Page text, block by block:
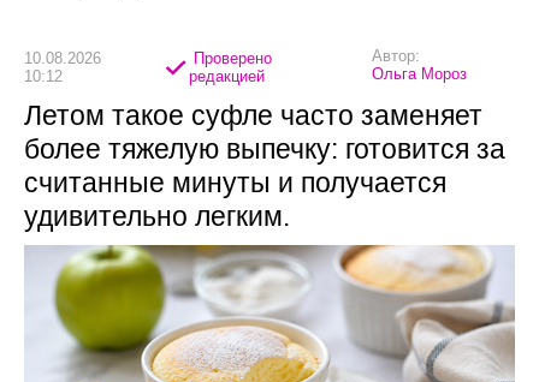
10.08.2026
10:12
Проверено
редакцией
Автор:
Ольга Мороз
Летом такое суфле часто заменяет
более тяжелую выпечку: готовится за
считанные минуты и получается
удивительно легким.